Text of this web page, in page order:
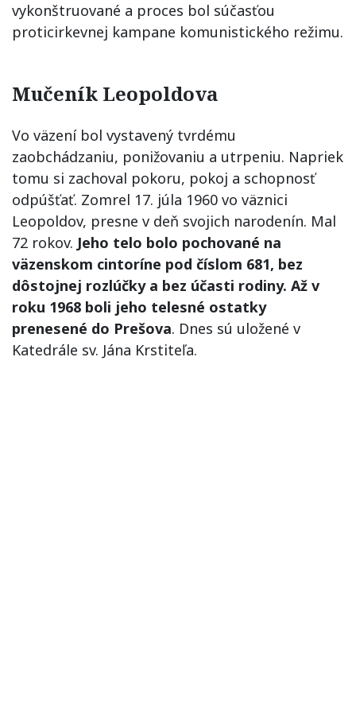
vykonštruované a proces bol súčasťou
proticirkevnej kampane komunistického režimu.
Mučeník Leopoldova
Vo väzení bol vystavený tvrdému
zaobchádzaniu, ponižovaniu a utrpeniu. Napriek
tomu si zachoval pokoru, pokoj a schopnosť
odpúšťať. Zomrel 17. júla 1960 vo väznici
Leopoldov, presne v deň svojich narodenín. Mal
72 rokov. Jeho telo bolo pochované na
väzenskom cintoríne pod číslom 681, bez
dôstojnej rozlúčky a bez účasti rodiny. Až v
roku 1968 boli jeho telesné ostatky
prenesené do Prešova. Dnes sú uložené v
Katedrále sv. Jána Krstiteľa.